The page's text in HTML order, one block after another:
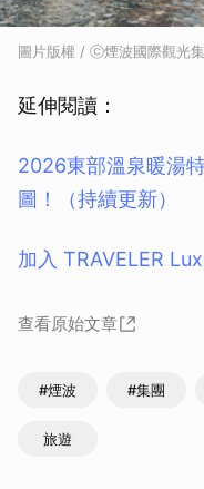
圖片版權 / ⓒ煙波國際觀光
延伸閱讀：
2026東部溫泉暖湯
圖！（持續更新）
加入 TRAVELER
查看原始文章
#煙波 #集團
旅遊